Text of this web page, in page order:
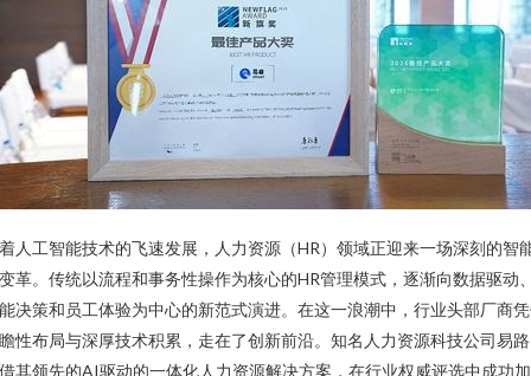
人工智能技术的飞速发展，人力资源（HR）领域正迎来一场深刻的智
革。传统以流程和事务性操作为核心的HR管理模式，逐渐向数据驱动
决策和员工体验为中心的新范式演进。在这一浪潮中，行业头部厂商
性布局与深厚技术积累，走在了创新前沿。知名人力资源科技公司易
其领先的AI驱动的一体化人力资源解决方案，在行业权威评选中成功加